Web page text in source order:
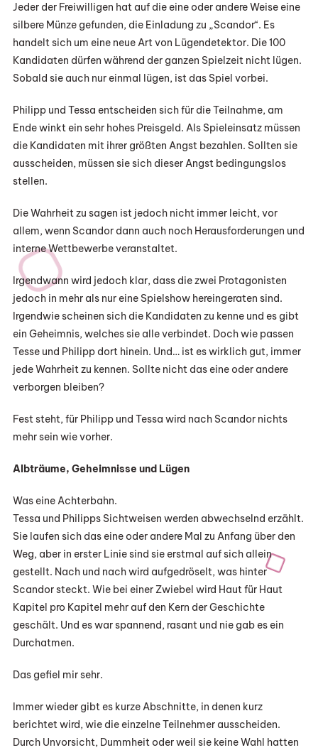
Jeder der Freiwilligen hat auf die eine oder andere Weise eine
silbere Münze gefunden, die Einladung zu „Scandor“. Es
handelt sich um eine neue Art von Lügendetektor. Die 100
Kandidaten dürfen während der ganzen Spielzeit nicht lügen.
Sobald sie auch nur einmal lügen, ist das Spiel vorbei.
Philipp und Tessa entscheiden sich für die Teilnahme, am
Ende winkt ein sehr hohes Preisgeld. Als Spieleinsatz müssen
die Kandidaten mit ihrer größten Angst bezahlen. Sollten sie
ausscheiden, müssen sie sich dieser Angst bedingungslos
stellen.
Die Wahrheit zu sagen ist jedoch nicht immer leicht, vor
allem, wenn Scandor dann auch noch Herausforderungen und
interne Wettbewerbe veranstaltet.
Irgendwann wird jedoch klar, dass die zwei Protagonisten
jedoch in mehr als nur eine Spielshow hereingeraten sind.
Irgendwie scheinen sich die Kandidaten zu kenne und es gibt
ein Geheimnis, welches sie alle verbindet. Doch wie passen
Tesse und Philipp dort hinein. Und… ist es wirklich gut, immer
jede Wahrheit zu kennen. Sollte nicht das eine oder andere
verborgen bleiben?
Fest steht, für Philipp und Tessa wird nach Scandor nichts
mehr sein wie vorher.
Albträume, Geheimnisse und Lügen
Was eine Achterbahn.
Tessa und Philipps Sichtweisen werden abwechselnd erzählt.
Sie laufen sich das eine oder andere Mal zu Anfang über den
Weg, aber in erster Linie sind sie erstmal auf sich allein
gestellt. Nach und nach wird aufgedröselt, was hinter
Scandor steckt. Wie bei einer Zwiebel wird Haut für Haut
Kapitel pro Kapitel mehr auf den Kern der Geschichte
geschält. Und es war spannend, rasant und nie gab es ein
Durchatmen.
Das gefiel mir sehr.
Immer wieder gibt es kurze Abschnitte, in denen kurz
berichtet wird, wie die einzelne Teilnehmer ausscheiden.
Durch Unvorsicht, Dummheit oder weil sie keine Wahl hatten